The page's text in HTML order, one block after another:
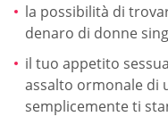
la possibilità di
denaro di donne
il tuo appetito
assalto ormonale di
semplicemente ti